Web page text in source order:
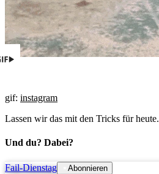
gif: instagram
Lassen wir das mit den Tricks für heute.
Und du? Dabei?
Fail-Dienstag Abonnieren